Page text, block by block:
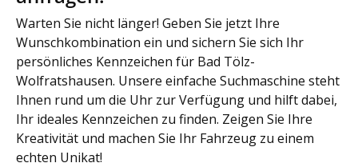
Warten Sie nicht länger! Geben Sie jetzt Ihre
Wunschkombination ein und sichern Sie sich Ihr
persönliches Kennzeichen für Bad Tölz-
Wolfratshausen. Unsere einfache Suchmaschine steht
Ihnen rund um die Uhr zur Verfügung und hilft dabei,
Ihr ideales Kennzeichen zu finden. Zeigen Sie Ihre
Kreativität und machen Sie Ihr Fahrzeug zu einem
echten Unikat!